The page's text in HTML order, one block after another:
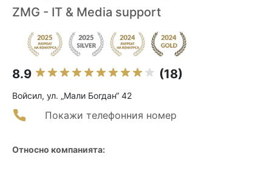
ZMG - IT & Media support
8.9 (18)
Войсил, ул. „Мали Богдан“ 42
Покажи телефонния номер
Относно компанията: